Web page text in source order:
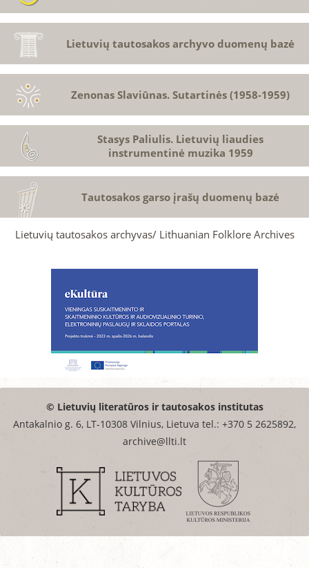
Lietuvių tautosakos archyvo duomenų bazė
Zenonas Slaviūnas. Sutartinės (1958-1959)
Stasys Paliulis. Lietuvių liaudies
instrumentinė muzika 1959
Tautosakos garso įrašų duomenų bazė
Lietuvių tautosakos archyvas/ Lithuanian Folklore Archives
© Lietuvių literatūros ir tautosakos institutas
Antakalnio g. 6, LT-10308 Vilnius, Lietuva tel.: +370 5 2625892,
archive@llti.lt